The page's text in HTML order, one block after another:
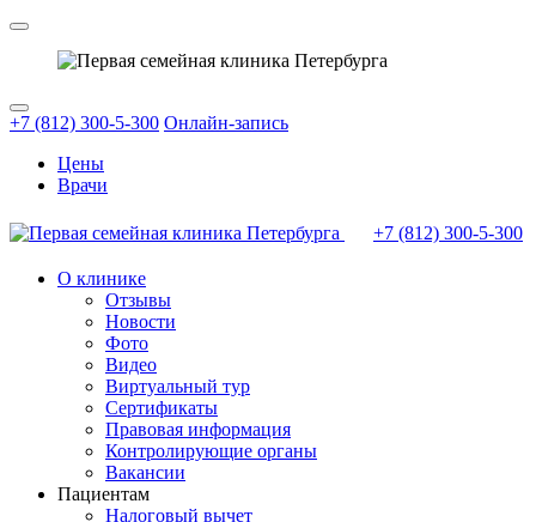
+7 (812) 300-5-300 Онлайн-запись
Цены
Врачи
+7 (812) 300-5-300
О клинике
Отзывы
Новости
Фото
Видео
Виртуальный тур
Сертификаты
Правовая информация
Контролирующие органы
Вакансии
Пациентам
Налоговый вычет